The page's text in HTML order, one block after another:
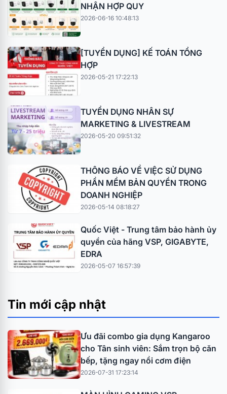
NHẬN HỢP QUY
2026-06-16 10:48:13
[TUYỂN DỤNG] KẾ TOÁN TỔNG
HỢP
2026-05-21 17:22:13
TUYỂN DỤNG NHÂN SỰ
MARKETING & LIVESTREAM
2026-05-20 09:51:32
THÔNG BÁO VỀ VIỆC SỬ DỤNG
PHẦN MỀM BẢN QUYỀN TRONG
DOANH NGHIỆP
2026-05-14 08:18:27
Quốc Việt - Trung tâm bảo hành ủy
quyền của hãng VSP, GIGABYTE,
EDRA
2026-05-07 16:57:39
Tin mới cập nhật
Ưu đãi combo gia dụng Kangaroo
cho Tân sinh viên: Sắm trọn bộ căn
bếp, tặng ngay nồi cơm điện
2026-07-31 17:23:14